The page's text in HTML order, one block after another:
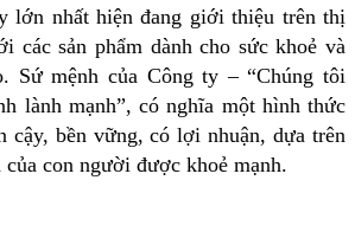
lớn nhất hiện đang giới thiệu trên thị
các sản phẩm dành cho sức khoẻ và
Sứ mệnh của Công ty – “Chúng tôi
lành mạnh”, có nghĩa một hình thức
cậy, bền vững, có lợi nhuận, dựa trên
của con người được khoẻ mạnh.